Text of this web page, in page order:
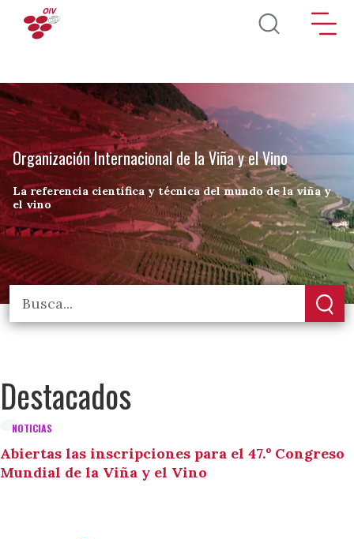
Pasar al contenido principal
Organización Internacional de la Viña y el Vino
La referencia científica y técnica del mundo de la viña y
el vino
Destacados
NOTICIAS
Abiertas las inscripciones para el 47.º Congreso
Mundial de la Viña y el Vino